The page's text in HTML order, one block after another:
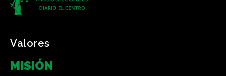
Valores
MISIÓN